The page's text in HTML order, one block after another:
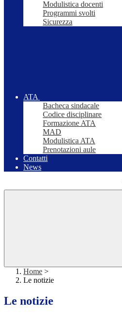
Modulistica docenti
Programmi svolti
Sicurezza
ATA
Bacheca sindacale
Codice disciplinare
Formazione ATA
MAD
Modulistica ATA
Prenotazioni aule
Contatti
News
Home >
Le notizie
Le notizie